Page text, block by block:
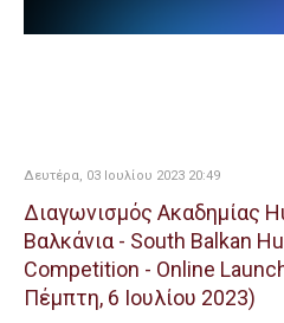
Δευτέρα, 03 Ιουλίου 2023 20:49
Διαγωνισμός Ακαδημίας
Βαλκάνια - South Balkan
Competition - Online
Πέμπτη, 6 Ιουλίου 2023)